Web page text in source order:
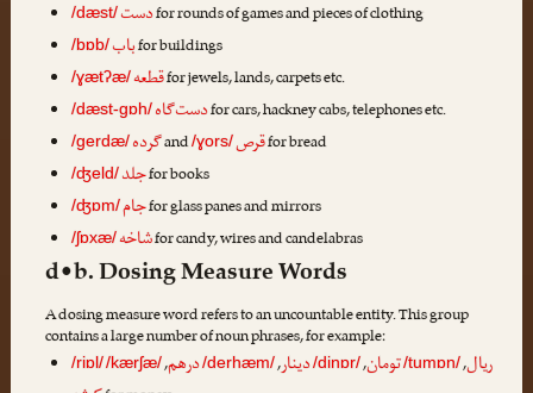
/dæst/دستfor rounds of games and pieces of clothing
/bɒb/بابfor buildings
/ɣætʔæ/قطعهfor jewels, lands, carpets etc.
/dæst-gɒh/دست‌گاهfor cars, hackney cabs, telephones etc.
/gerdæ/گردهand/ɣors/قرصfor bread
/ʤeld/جلدfor books
/ʤɒm/جامfor glass panes and mirrors
/ʃɒxæ/شاخهfor candy, wires and candelabras
d•b. Dosing Measure Words
A dosing measure word refers to an uncountable entity. This group
contains a large number of noun phrases, for example:
/riɒl/ ریال,
/tumɒn/تومان,
/dinɒr/دینار,
/derhæm/درهم,
/kærʃæ/